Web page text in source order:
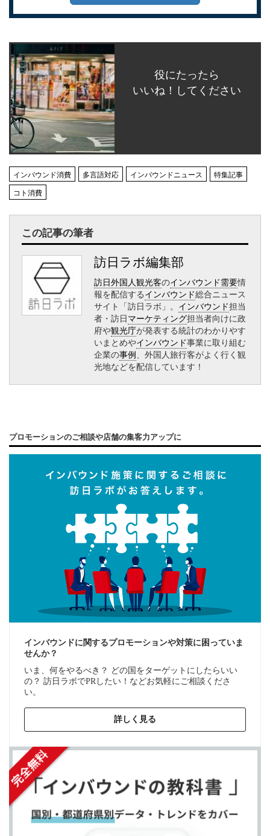
役にたったら
いいね！してください
インバウンド消費 多言語対応 インバウンドニュース
特集記事
コト消費
この記事の筆者
訪日ラボ編集部
訪日外国人観光客のインバウンド需要情
報を配信するインバウンド総合ニュース
サイト「訪日ラボ」。 インバウンド担当
者・訪日マーケティング担当者向けに政
府や観光庁が発表する統計のわかりやす
いまとめやインバウンド事業に取り組む
企業の事例 、外国人旅行客がよく行く観
光地などを配信しています！
プロモーションのご相談や店舗の集客力アップに
インバウンドに関するプロモーションや対策に困っていま
せんか？
いま、何をやるべき？ どの国をターゲットにしたらいい
の？ 訪日ラボでPRしたい！などお気軽にご相談くださ
い。
詳しく見る